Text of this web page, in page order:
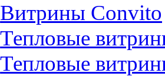
Витрины Convito
Тепловые
Тепловые